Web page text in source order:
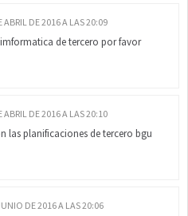
ABRIL DE 2016 A LAS 20:09
de tercero por favor
ABRIL DE 2016 A LAS 20:10
las planificaciones de tercero bgu
DE 2016 A LAS 20:06